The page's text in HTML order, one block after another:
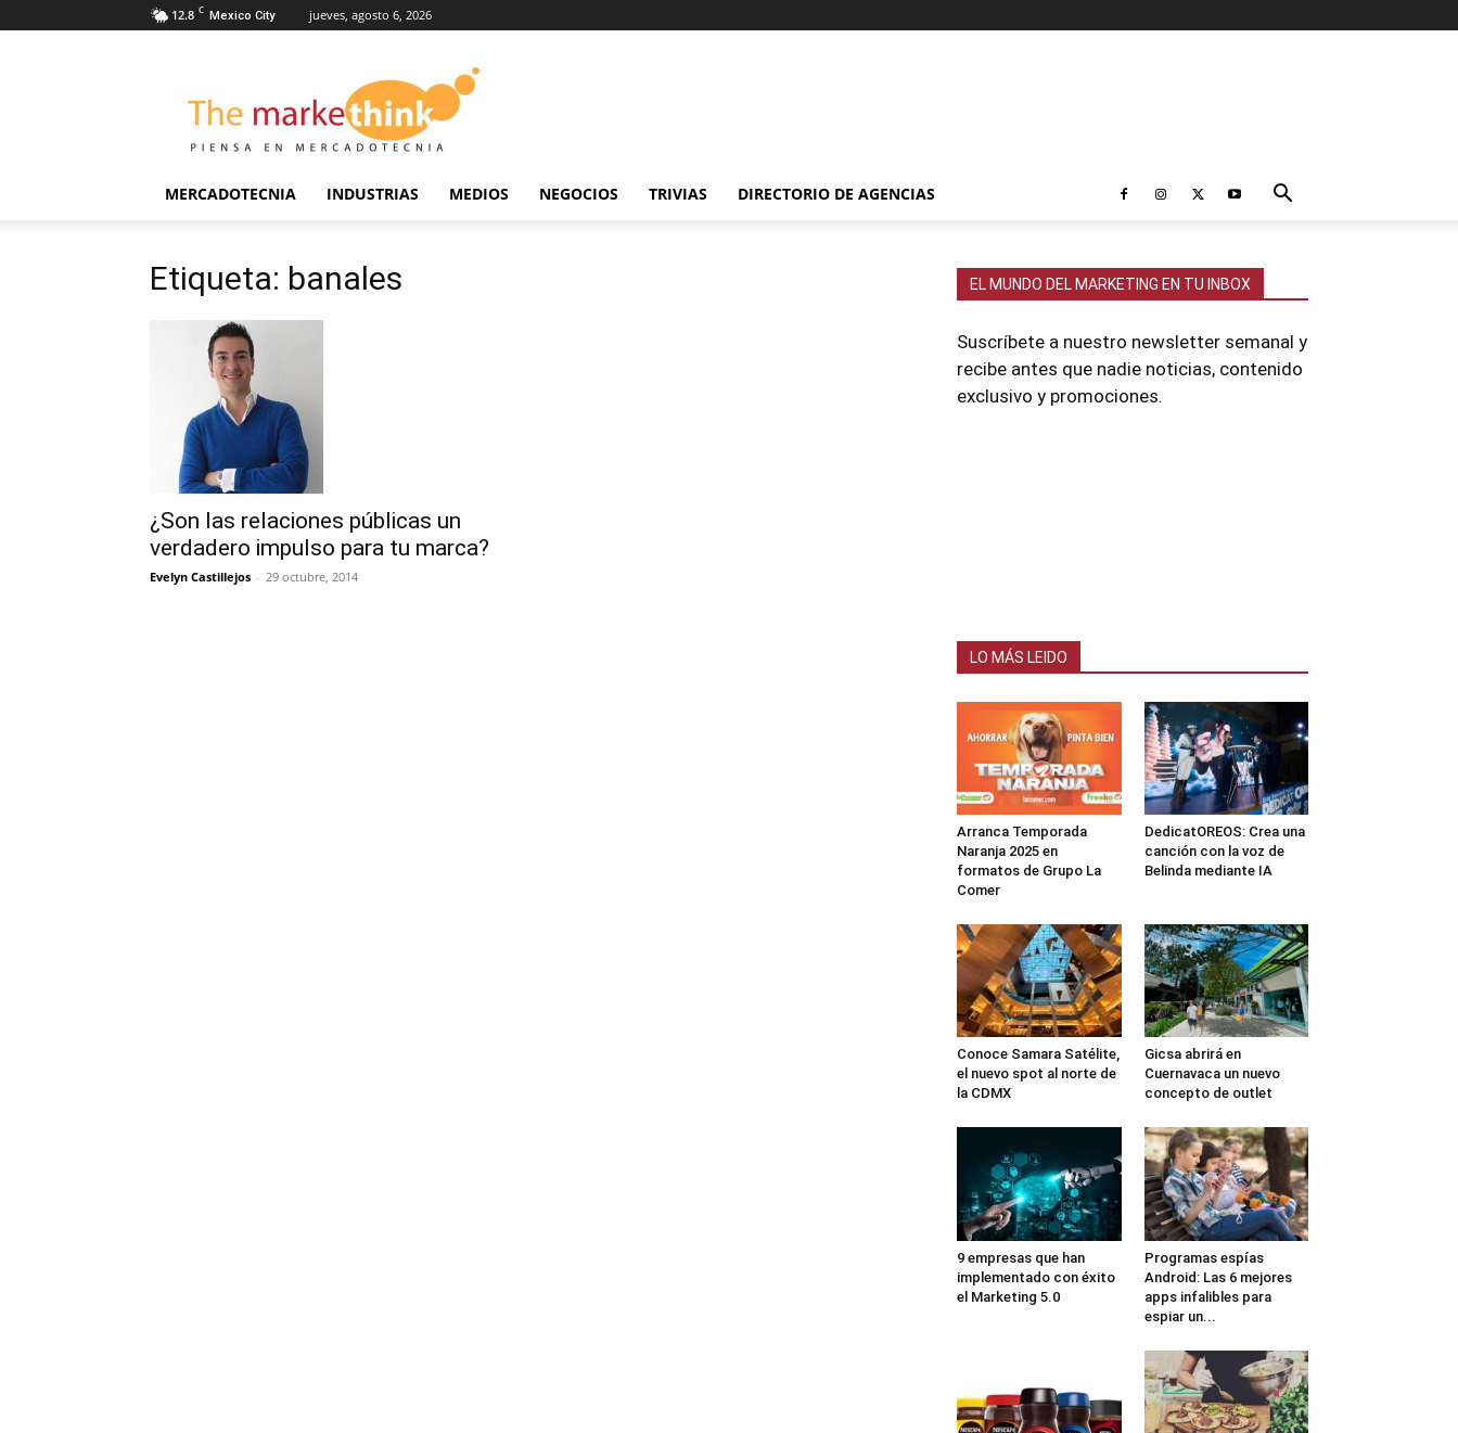
12.8 C Mexico City jueves, agosto 6, 2026
Markethink
MERCADOTECNIA INDUSTRIAS MEDIOS NEGOCIOS TRIVIAS DIRECTORIO DE AGENCIAS
Etiqueta: banales
¿Son las relaciones públicas un
verdadero impulso para tu marca?
Evelyn Castillejos - 29 octubre, 2014
EL MUNDO DEL MARKETING EN TU INBOX
Suscríbete a nuestro newsletter semanal y
recibe antes que nadie noticias, contenido
exclusivo y promociones.
LO MÁS LEIDO
Arranca Temporada
Naranja 2025 en
formatos de Grupo La
Comer
DedicatOREOS: Crea una
canción con la voz de
Belinda mediante IA
Conoce Samara Satélite,
el nuevo spot al norte de
la CDMX
Gicsa abrirá en
Cuernavaca un nuevo
concepto de outlet
9 empresas que han
implementado con éxito
el Marketing 5.0
Programas espías
Android: Las 6 mejores
apps infalibles para
espiar un...